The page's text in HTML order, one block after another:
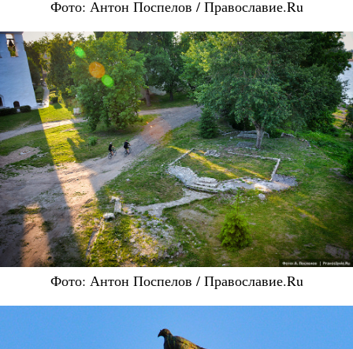
Фото: Антон Поспелов / Православие.Ru
Фото: Антон Поспелов / Православие.Ru